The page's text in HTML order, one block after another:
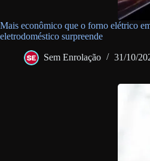
Mais econômico que o forno elétrico
eletrodoméstico surpreende
Sem Enrolação 31/10/